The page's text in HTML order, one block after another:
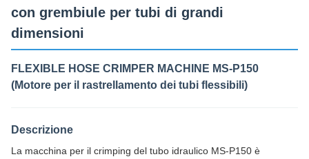
con grembiule per tubi di grandi
dimensioni
FLEXIBLE HOSE CRIMPER MACHINE MS-P150
(Motore per il rastrellamento dei tubi flessibili)
Descrizione
La macchina per il crimping del tubo idraulico MS-P150 è